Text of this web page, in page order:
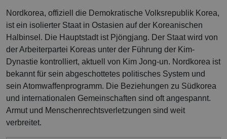
Nordkorea, offiziell die Demokratische Volksrepublik Korea,
ist ein isolierter Staat in Ostasien auf der Koreanischen
Halbinsel. Die Hauptstadt ist Pjöngjang. Der Staat wird von
der Arbeiterpartei Koreas unter der Führung der Kim-
Dynastie kontrolliert, aktuell von Kim Jong-un. Nordkorea ist
bekannt für sein abgeschottetes politisches System und
sein Atomwaffenprogramm. Die Beziehungen zu Südkorea
und internationalen Gemeinschaften sind oft angespannt.
Armut und Menschenrechtsverletzungen sind weit
verbreitet.